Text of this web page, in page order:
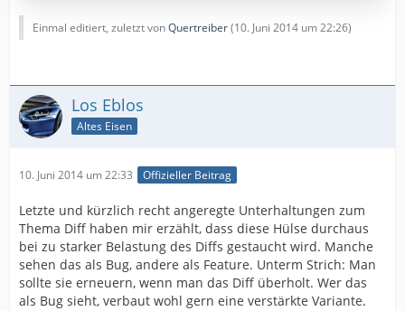
Einmal editiert, zuletzt vonQuertreiber(10. Juni 2014 um 22:26)
Los Eblos
Altes Eisen
10. Juni 2014 um 22:33 Offizieller Beitrag
Letzte und kürzlich recht angeregte Unterhaltungen zum
Thema Diff haben mir erzählt, dass diese Hülse durchaus
bei zu starker Belastung des Diffs gestaucht wird. Manche
sehen das als Bug, andere als Feature. Unterm Strich: Man
sollte sie erneuern, wenn man das Diff überholt. Wer das
als Bug sieht, verbaut wohl gern eine verstärkte Variante.